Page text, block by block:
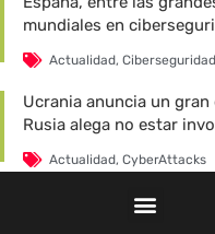
mundiales en
Actualidad,Ciberseguridad
Ucrania anuncia un
Rusia alega no estar
Actualidad,CyberAttacks
La Universidad